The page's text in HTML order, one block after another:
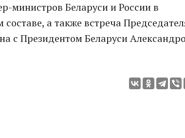
министров Беларуси и России в
а также встреча
с Президентом Беларуси